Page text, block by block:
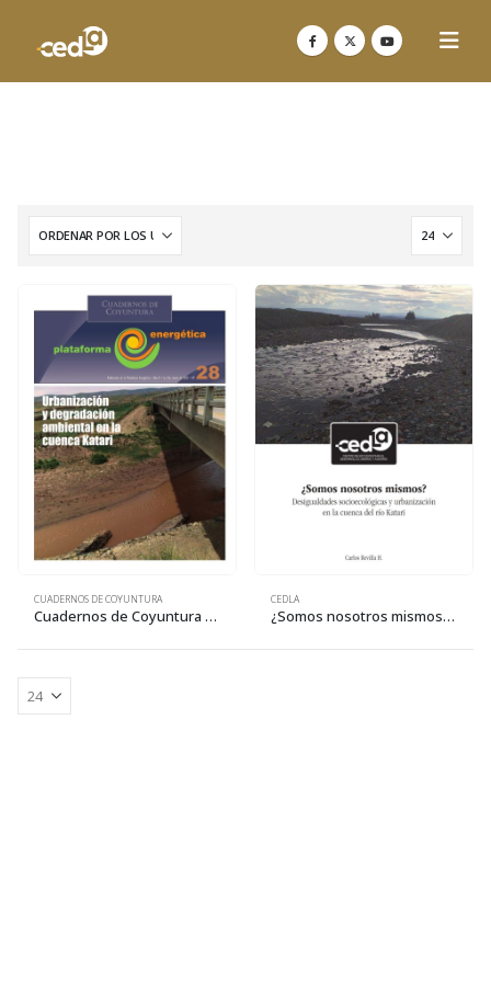
CUADERNOS DE COYUNTURA
Cuadernos de Coyuntura 28: Urbanización y degradación ambiental en la cuenca Katari
CEDLA
¿Somos nosotros mismos? Desigualdades socioecológicas y urbanización en la cuenca del río Katari